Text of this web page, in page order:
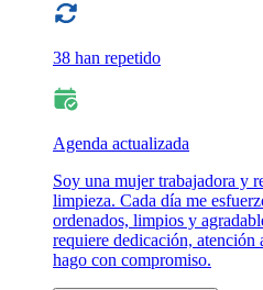
38 han repetido
Agenda actualizada
Soy una mujer trabajadora y
limpieza. Cada día me
ordenados, limpios y
requiere dedicación, atención
hago con compromiso.